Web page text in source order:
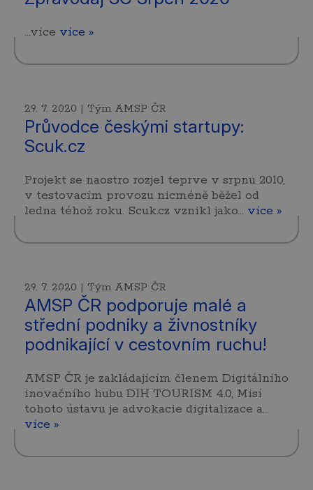
...více více »
29. 7. 2020 | Tým AMSP ČR
Průvodce českými startupy:
Scuk.cz
Projekt se naostro rozjel teprve v srpnu 2010,
v testovacím provozu nicméně běžel od
ledna téhož roku. Scuk.cz vznikl jako… více »
29. 7. 2020 | Tým AMSP ČR
AMSP ČR podporuje malé a
střední podniky a živnostníky
podnikající v cestovním ruchu!
AMSP ČR je zakládajícím členem Digitálního
inovačního hubu DIH TOURISM 4.0, Misí
tohoto ústavu je advokacie digitalizace a…
více »